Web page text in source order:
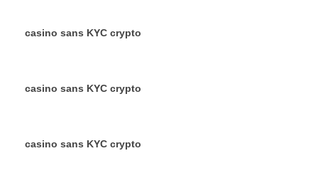
casino sans KYC crypto
casino sans KYC crypto
casino sans KYC crypto